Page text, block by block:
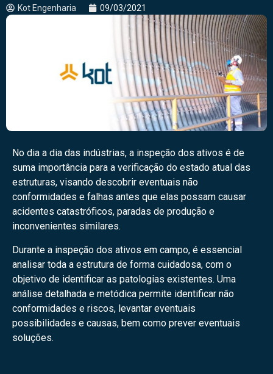
Kot Engenharia 09/03/2021
No dia a dia das indústrias, a inspeção dos ativos é de
suma importância para a verificação do estado atual das
estruturas, visando descobrir eventuais não
conformidades e falhas antes que elas possam causar
acidentes catastróficos, paradas de produção e
inconvenientes similares.
Durante a inspeção dos ativos em campo, é essencial
analisar toda a estrutura de forma cuidadosa, com o
objetivo de identificar as patologias existentes. Uma
análise detalhada e metódica permite identificar não
conformidades e riscos, levantar eventuais
possibilidades e causas, bem como prever eventuais
soluções.